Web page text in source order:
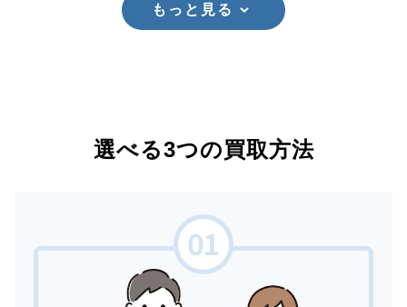
もっと見る
選べる3つの買取方法